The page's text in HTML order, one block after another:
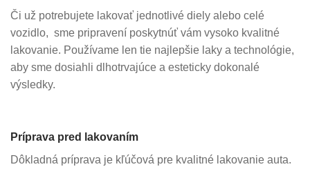
Či už potrebujete lakovať jednotlivé diely alebo celé
vozidlo, sme pripravení poskytnúť vám vysoko kvalitné
lakovanie. Používame len tie najlepšie laky a technológie,
aby sme dosiahli dlhotrvajúce a esteticky dokonalé
výsledky.
Príprava pred lakovaním
Dôkladná príprava je kľúčová pre kvalitné lakovanie auta.